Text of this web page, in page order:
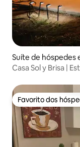
Suíte de hóspedes
Casa Sol y Brisa |
Favorito dos
Favorito dos